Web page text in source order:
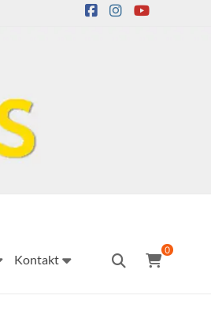
0
Kontakt